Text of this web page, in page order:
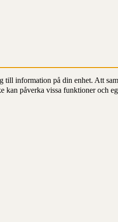
information på din enhet. Att
kan påverka vissa funktioner och